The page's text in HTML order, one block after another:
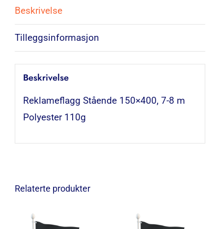
Beskrivelse
Tilleggsinformasjon
Beskrivelse
Reklameflagg Stående 150×400, 7-8 m
Polyester 110g
Relaterte produkter